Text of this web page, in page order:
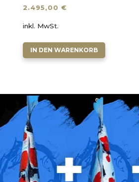
2.495,00€
inkl. MwSt.
IN DEN WARENKORB